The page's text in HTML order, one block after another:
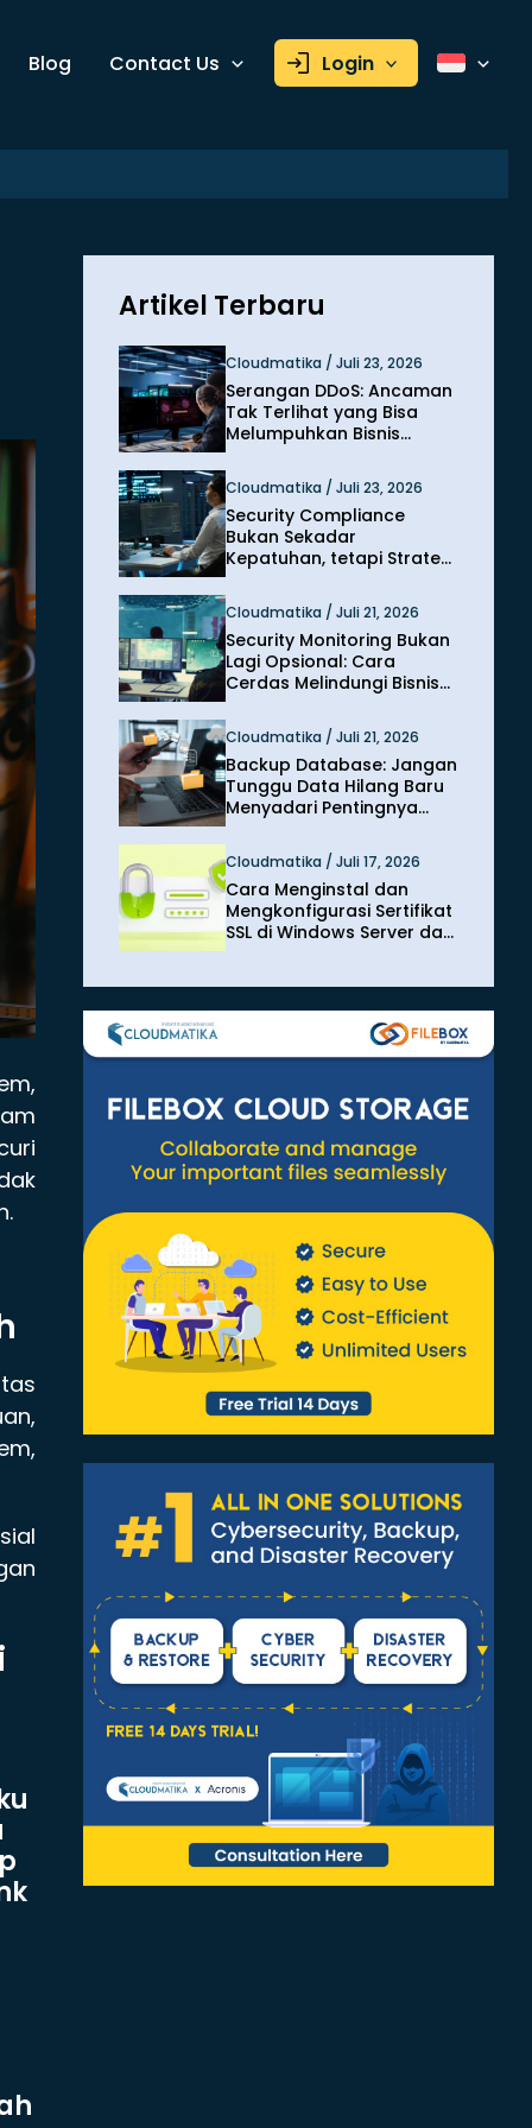
Blog Contact Us Login
Artikel Terbaru
Cloudmatika / Juli 23, 2026
Serangan DDoS: Ancaman
Tak Terlihat yang Bisa
Melumpuhkan Bisnis
Cloudmatika / Juli 23, 2026
Security Compliance
Bukan Sekadar
Kepatuhan, tetapi Strategi
Cloudmatika / Juli 21, 2026
Security Monitoring Bukan
Lagi Opsional: Cara
Cerdas Melindungi Bisnis
Cloudmatika / Juli 21, 2026
Backup Database: Jangan
Tunggu Data Hilang Baru
Menyadari Pentingnya
Cloudmatika / Juli 17, 2026
Cara Menginstal dan
Mengkonfigurasi Sertifikat
SSL di Windows Server dan